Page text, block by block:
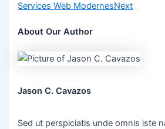
Services Web ModernesNext
About Our Author
Jason C. Cavazos
Sed ut perspiciatis unde omnis iste